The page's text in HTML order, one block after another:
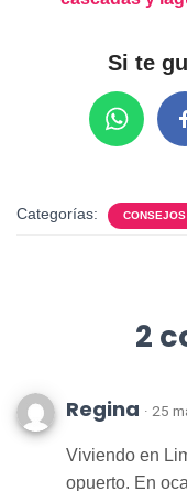
Si te
Categorías: CONSEJOS
2
Regina · 25
Viviendo en
opuerto. En